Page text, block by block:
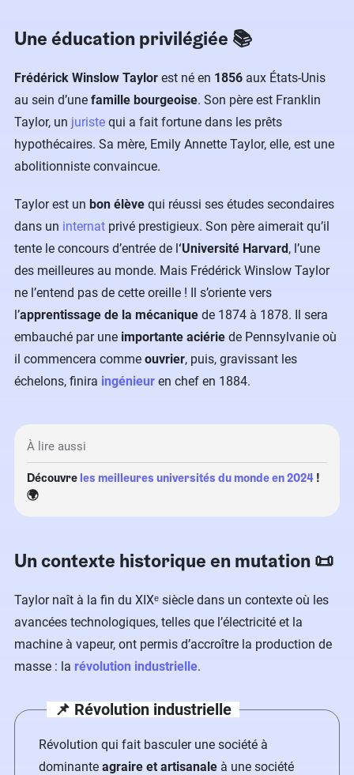
Une éducation privilégiée 📚
Frédérick Winslow Taylor est né en 1856 aux États-Unis
au sein d’une famille bourgeoise. Son père est Franklin
Taylor, un juriste qui a fait fortune dans les prêts
hypothécaires. Sa mère, Emily Annette Taylor, elle, est une
abolitionniste convaincue.
Taylor est un bon élève qui réussi ses études secondaires
dans un internat privé prestigieux. Son père aimerait qu’il
tente le concours d’entrée de l‘Université Harvard, l’une
des meilleures au monde. Mais Frédérick Winslow Taylor
ne l’entend pas de cette oreille ! Il s’oriente vers
l’apprentissage de la mécanique de 1874 à 1878. Il sera
embauché par une importante aciérie de Pennsylvanie où
il commencera comme ouvrier, puis, gravissant les
échelons, finira ingénieur en chef en 1884.
À lire aussi
Découvre les meilleures universités du monde en 2024 !
🌍
Un contexte historique en mutation 📜
Taylor naît à la fin du XIXᵉ siècle dans un contexte où les
avancées technologiques, telles que l’électricité et la
machine à vapeur, ont permis d’accroître la production de
masse : la révolution industrielle.
📌 Révolution industrielle
Révolution qui fait basculer une société à
dominante agraire et artisanale à une société